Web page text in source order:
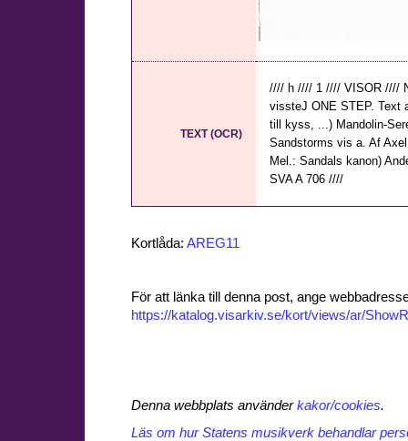
TEXT (OCR)
//// h //// 1 //// VISOR ////
vissteJ ONE STEP. Text
till kyss, ...) Mandolin-
Sandstorms vis a. Af
Mel.: Sandals kanon)
SVA A 706 ////
Kortlåda: AREG11
För att länka till denna post, ange
https://katalog.visarkiv.se/kort/views/ar/
Denna webbplats använderkakor/cookies.
Läs om hur Statens musikverk behandlar